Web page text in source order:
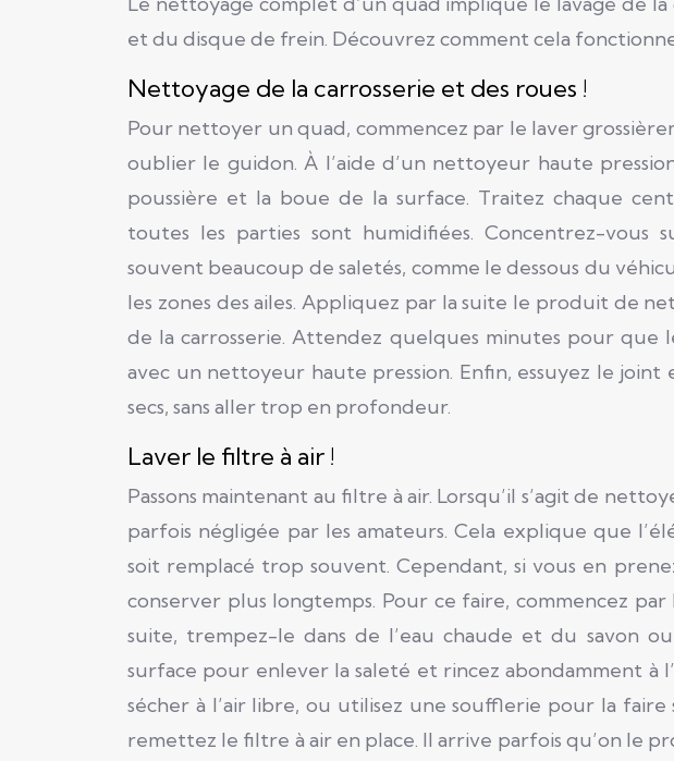
et du disque de frein. Découvrez comment cela
Nettoyage de la carrosserie et des roues !
Pour nettoyer un quad, commencez par le laver
oublier le guidon. À l’aide d’un nettoyeur haute
poussière et la boue de la surface. Traitez chaque
toutes les parties sont humidifiées. Concentrez-vous
souvent beaucoup de saletés, comme le dessous du
les zones des ailes. Appliquez par la suite le produit de
de la carrosserie. Attendez quelques minutes pour que
avec un nettoyeur haute pression. Enfin, essuyez le joint
secs, sans aller trop en profondeur.
Laver le filtre à air !
Passons maintenant au filtre à air. Lorsqu’il s’agit de
parfois négligée par les amateurs. Cela explique que
soit remplacé trop souvent. Cependant, si vous en
conserver plus longtemps. Pour ce faire, commencez
suite, trempez-le dans de l’eau chaude et du savon
surface pour enlever la saleté et rincez abondamment à
sécher à l’air libre, ou utilisez une soufflerie pour la
remettez le filtre à air en place. Il arrive parfois qu’on le